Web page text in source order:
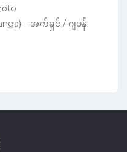
– အက်ရှင် / ဂျပန်